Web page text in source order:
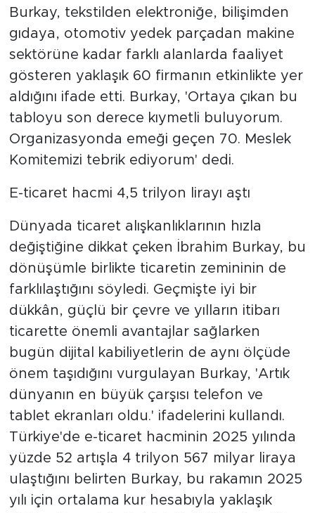
Burkay, tekstilden elektroniğe, bilişimden
gıdaya, otomotiv yedek parçadan makine
sektörüne kadar farklı alanlarda faaliyet
gösteren yaklaşık 60 firmanın etkinlikte yer
aldığını ifade etti. Burkay, 'Ortaya çıkan bu
tabloyu son derece kıymetli buluyorum.
Organizasyonda emeği geçen 70. Meslek
Komitemizi tebrik ediyorum' dedi.
E-ticaret hacmi 4,5 trilyon lirayı aştı
Dünyada ticaret alışkanlıklarının hızla
değiştiğine dikkat çeken İbrahim Burkay, bu
dönüşümle birlikte ticaretin zemininin de
farklılaştığını söyledi. Geçmişte iyi bir
dükkân, güçlü bir çevre ve yılların itibarı
ticarette önemli avantajlar sağlarken
bugün dijital kabiliyetlerin de aynı ölçüde
önem taşıdığını vurgulayan Burkay, 'Artık
dünyanın en büyük çarşısı telefon ve
tablet ekranları oldu.' ifadelerini kullandı.
Türkiye'de e-ticaret hacminin 2025 yılında
yüzde 52 artışla 4 trilyon 567 milyar liraya
ulaştığını belirten Burkay, bu rakamın 2025
yılı için ortalama kur hesabıyla yaklaşık